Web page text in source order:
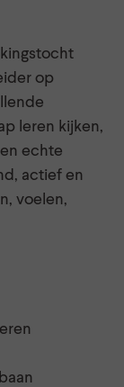
op
leren kijken,
echte
actief en
voelen,